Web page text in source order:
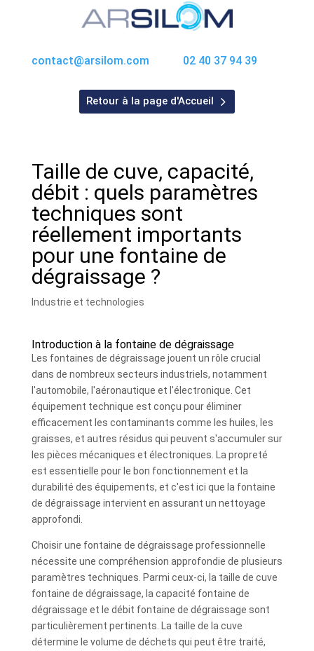
contact@arsilom.com 02 40 37 94 39
Retour à la page d'Accueil
Taille de cuve, capacité,
débit : quels paramètres
techniques sont
réellement importants
pour une fontaine de
dégraissage ?
Industrie et technologies
Introduction à la fontaine de dégraissage
Les fontaines de dégraissage jouent un rôle crucial
dans de nombreux secteurs industriels, notamment
l'automobile, l'aéronautique et l'électronique. Cet
équipement technique est conçu pour éliminer
efficacement les contaminants comme les huiles, les
graisses, et autres résidus qui peuvent s'accumuler sur
les pièces mécaniques et électroniques. La propreté
est essentielle pour le bon fonctionnement et la
durabilité des équipements, et c'est ici que la fontaine
de dégraissage intervient en assurant un nettoyage
approfondi.
Choisir une fontaine de dégraissage professionnelle
nécessite une compréhension approfondie de plusieurs
paramètres techniques. Parmi ceux-ci, la taille de cuve
fontaine de dégraissage, la capacité fontaine de
dégraissage et le débit fontaine de dégraissage sont
particulièrement pertinents. La taille de la cuve
détermine le volume de déchets qui peut être traité,